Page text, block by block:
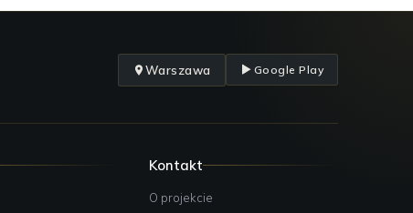
Warszawa Google Play
Kontakt
O projekcie